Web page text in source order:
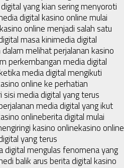
yang kian sering menyoroti
digital kasino online mulai
kasino online menjadi salah satu
masa kinimedia digital
melihat perjalanan kasino
perkembangan media digital
media digital mengikuti
online ke perhatian
media digital yang terus
media digital yang ikut
onlineberita digital mulai
kasino onlinekasino online
yang terus
digital mengulas fenomena yang
di balik arus berita digital kasino